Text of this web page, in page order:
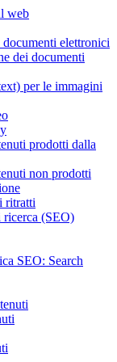
web
elettronici
dei documenti
per le immagini
prodotti dalla
non prodotti
ritratti
(SEO)
SEO: Search